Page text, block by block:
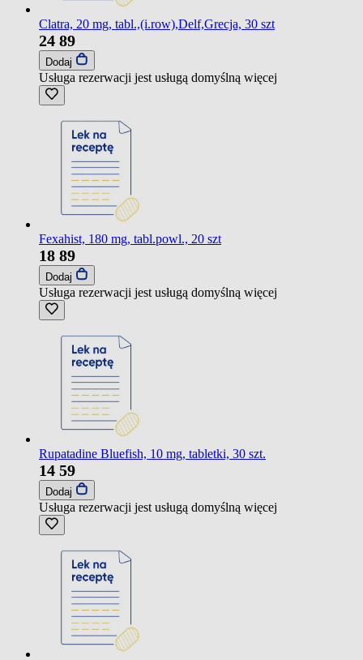
Clatra, 20 mg, tabl.,(i.row),Delf,Grecja, 30 szt
24 89
Dodaj
Usługa rezerwacji jest usługą domyślną więcej
Fexahist, 180 mg, tabl.powl., 20 szt
18 89
Dodaj
Usługa rezerwacji jest usługą domyślną więcej
Rupatadine Bluefish, 10 mg, tabletki, 30 szt.
14 59
Dodaj
Usługa rezerwacji jest usługą domyślną więcej